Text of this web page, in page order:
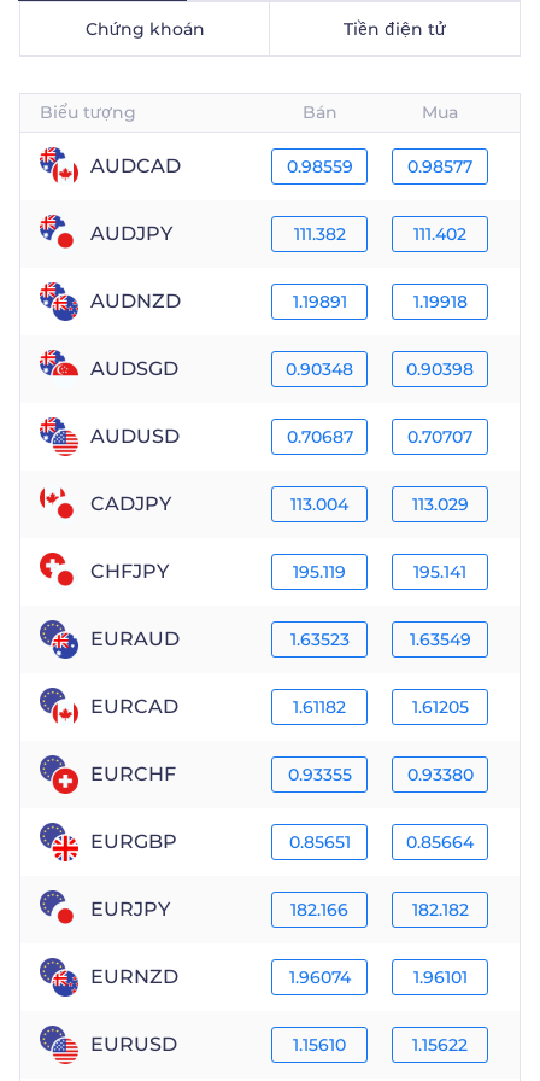
Chứng khoán
Tiền điện tử
Biểu tượng Bán Mua
AUDCAD 0.98559 0.98577
AUDJPY 111.382 111.402
AUDNZD 1.19891 1.19918
AUDSGD 0.90348 0.90398
AUDUSD 0.70687 0.70707
CADJPY 113.004 113.029
CHFJPY 195.119 195.141
EURAUD 1.63523 1.63549
EURCAD 1.61182 1.61205
EURCHF 0.93355 0.93380
EURGBP 0.85651 0.85664
EURJPY 182.166 182.182
EURNZD 1.96074 1.96101
EURUSD 1.15610 1.15622